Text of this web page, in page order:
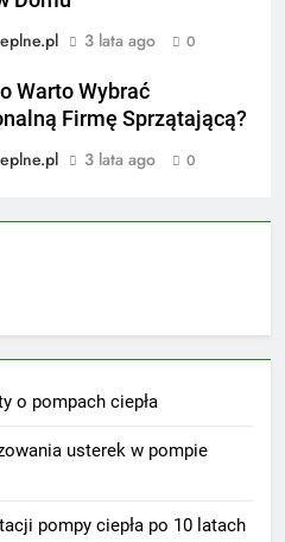
3 lata ago 0
Warto Wybrać
Firmę Sprzątającą?
3 lata ago 0
o pompach ciepła
usterek w pompie
pompy ciepła po 10 latach